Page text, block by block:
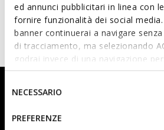
ed annunci pubblicitari in linea con
fornire funzionalità dei social
banner continuerai a navigare
di tracciamento, ma selezionando
godrai invece di una navigazione
base dei tuoi gusti ed interessi.
IMPOSTAZIONI potrai anche
altri strumenti di tracciamento
informazioni o per modificare in
tue impostazioni, visita la nostra
del
consenso
NECESSARIO
PREFERENZE
CIBERDRON BOY
Looney Tunes shoes
from€69,95 2 COLORS
shoes
from
Subscribe to our newsletter and
developments!